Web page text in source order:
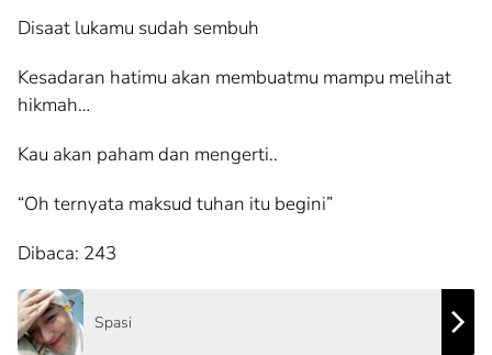
Disaat lukamu sudah sembuh
Kesadaran hatimu akan membuatmu mampu melihat
hikmah…
Kau akan paham dan mengerti..
“Oh ternyata maksud tuhan itu begini”
Dibaca: 243
Spasi